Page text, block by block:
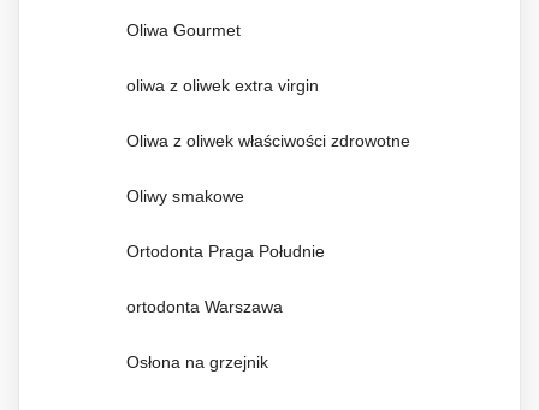
Oliwa Gourmet
oliwa z oliwek extra virgin
Oliwa z oliwek właściwości zdrowotne
Oliwy smakowe
Ortodonta Praga Południe
ortodonta Warszawa
Osłona na grzejnik